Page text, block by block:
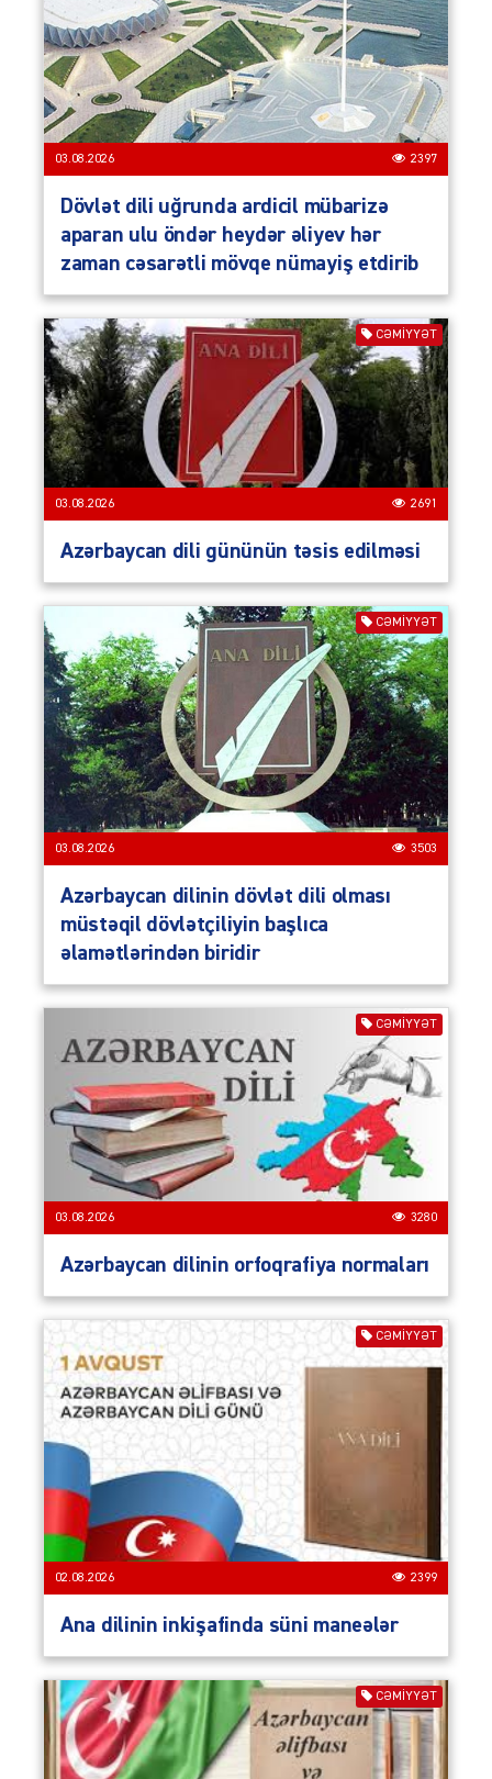
03.08.2026 2397
Dövlət dili uğrunda ardicil mübarizə
aparan ulu öndər heydər əliyev hər
zaman cəsarətli mövqe nümayiş etdirib
CƏMIYYƏT
03.08.2026 2691
Azərbaycan dili gününün təsis edilməsi
CƏMIYYƏT
03.08.2026 3503
Azərbaycan dilinin dövlət dili olması
müstəqil dövlətçiliyin başlıca
əlamətlərindən biridir
CƏMIYYƏT
03.08.2026 3280
Azərbaycan dilinin orfoqrafiya normaları
CƏMIYYƏT
02.08.2026 2399
Ana dilinin inkişafinda süni maneələr
CƏMIYYƏT